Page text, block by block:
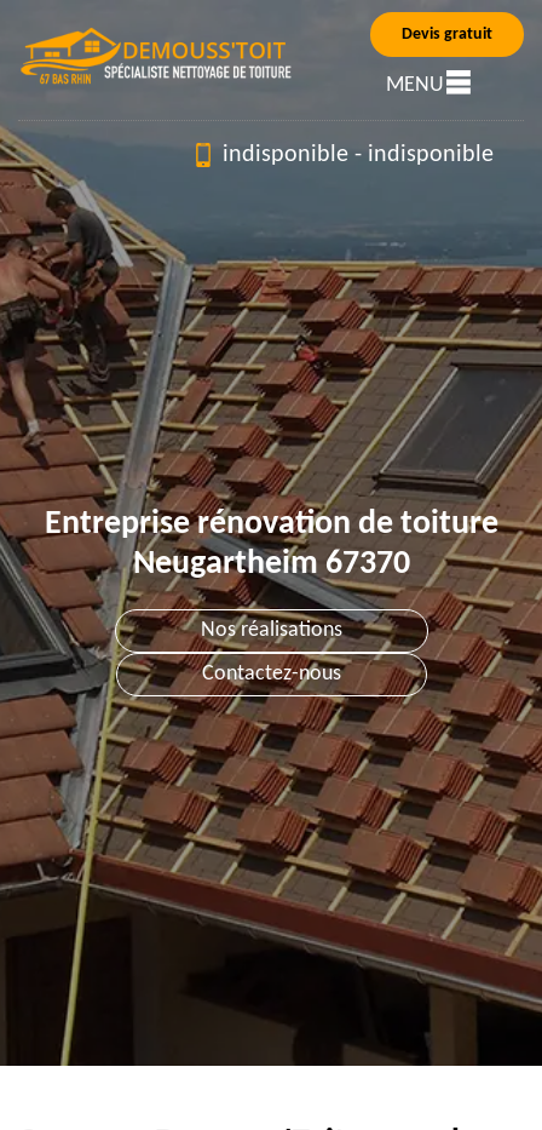
Devis gratuit
MENU
indisponible - indisponible
Entreprise rénovation de toiture
Neugartheim 67370
Nos réalisations
Contactez-nous